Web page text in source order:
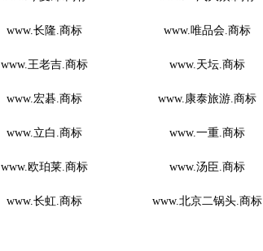
www.长隆.商标 www.唯品会.商标
www.王老吉.商标 www.天坛.商标
www.宏碁.商标 www.康泰旅游.商标
www.立白.商标 www.一重.商标
www.欧珀莱.商标 www.汤臣.商标
www.长虹.商标 www.北京二锅头.商标